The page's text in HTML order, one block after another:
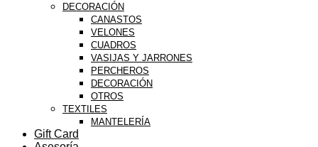
DECORACIÓN
CANASTOS
VELONES
CUADROS
VASIJAS Y JARRONES
PERCHEROS
DECORACIÓN
OTROS
TEXTILES
MANTELERÍA
Gift Card